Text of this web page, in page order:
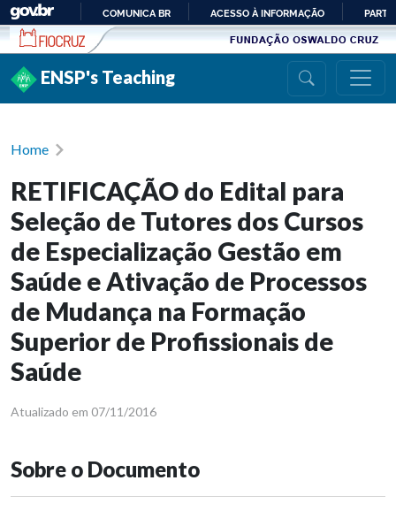
Ir para conteúdo
PARA
COMUNICA BR ACESSO À INFORMAÇÃO
ENSP's Teaching
Home
RETIFICAÇÃO do Edital para
Seleção de Tutores dos Cursos
de Especialização Gestão em
Saúde e Ativação de Processos
de Mudança na Formação
Superior de Profissionais de
Saúde
Atualizado em 07/11/2016
Sobre o Documento